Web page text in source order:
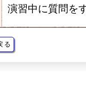
演習中に質問を